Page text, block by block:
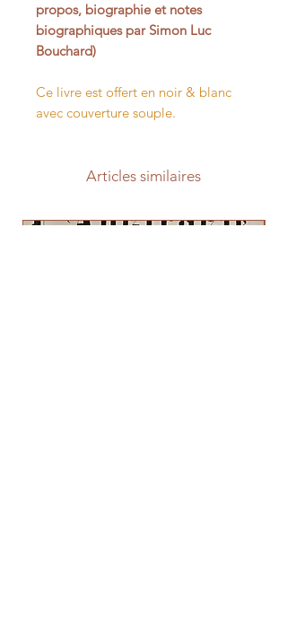
propos, biographie et notes
biographiques par Simon Luc
Bouchard)
Ce livre est offert en noir & blanc
avec couverture souple.
Articles similaires